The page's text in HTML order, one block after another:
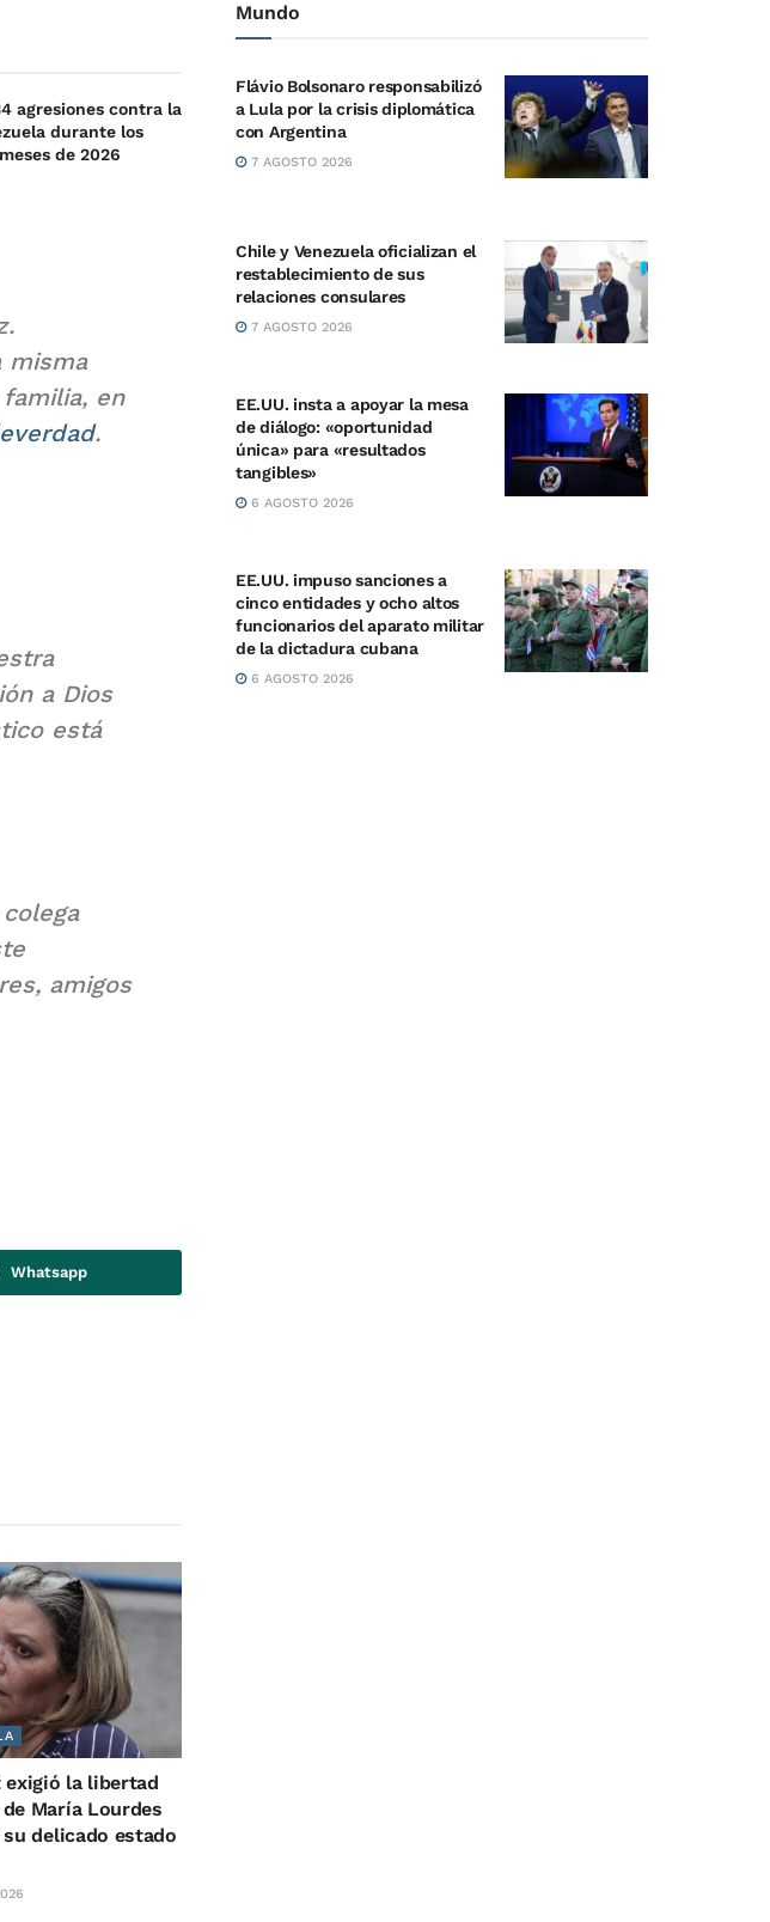
agresiones contra la
durante los
de 2026
misma
en
.
a Dios
está
amigos
Whatsapp
exigió la libertad
María Lourdes
delicado estado
Mundo
Flávio Bolsonaro responsabilizó
a Lula por la crisis diplomática
con Argentina
7 AGOSTO 2026
Chile y Venezuela oficializan el
restablecimiento de sus
relaciones consulares
7 AGOSTO 2026
EE.UU. insta a apoyar la mesa
de diálogo: «oportunidad
única» para «resultados
tangibles»
6 AGOSTO 2026
EE.UU. impuso sanciones a
cinco entidades y ocho altos
funcionarios del aparato militar
de la dictadura cubana
6 AGOSTO 2026